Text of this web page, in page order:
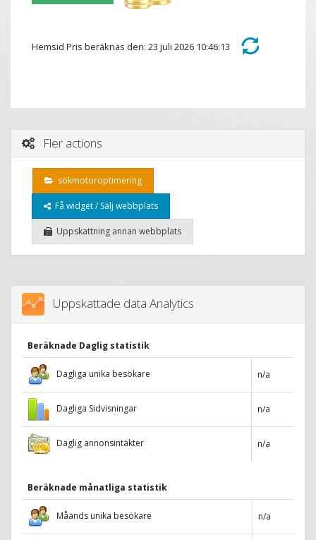
Hemsid Pris beräknas den: 23 juli 2026 10:46:13
Fler actions
sökmotoroptimering
Få widget / Sälj webbplats
Uppskattning annan webbplats
Uppskattade data Analytics
Beräknade Daglig statistik
Dagliga unika besökare n/a
Dagliga Sidvisningar n/a
Daglig annonsintäkter n/a
Beräknade månatliga statistik
Måands unika besökare n/a